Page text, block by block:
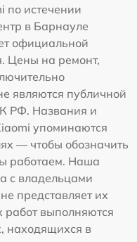
по истечении
в Барнауле
официальной
Цены на ремонт,
являются публичной
РФ. Названия и
упоминаются
— чтобы обозначить
работаем. Наша
с владельцами
представляет их
выполняются
находящихся в